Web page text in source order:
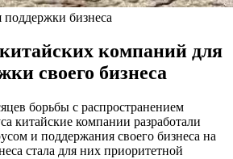
бизнеса
компаний для
своего бизнеса
борьбы с распространением
китайские компании разработали
и поддержания своего бизнеса на
стала для них приоритетной